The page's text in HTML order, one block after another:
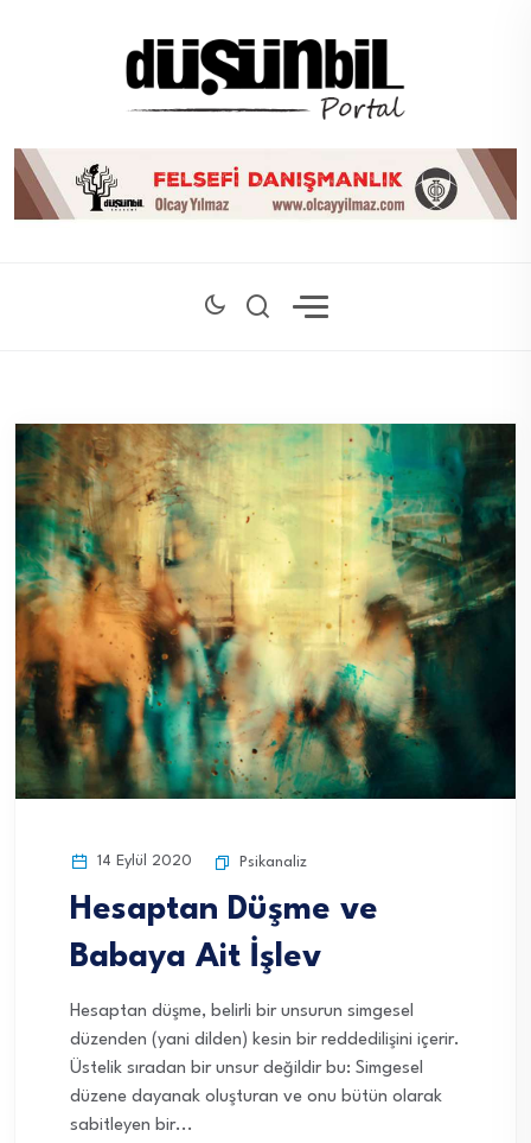
14 Eylül 2020 Psikanaliz
Hesaptan Düşme ve
Babaya Ait İşlev
Hesaptan düşme, belirli bir unsurun simgesel
düzenden (yani dilden) kesin bir reddedilişini içerir.
Üstelik sıradan bir unsur değildir bu: Simgesel
düzene dayanak oluşturan ve onu bütün olarak
sabitleyen bir...